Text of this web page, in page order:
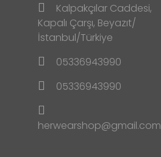
Kalpakçılar Caddesi,
Kapalı Çarşı, Beyazıt/
İstanbul/Türkiye
05336943990
05336943990
herwearshop@gmail.com